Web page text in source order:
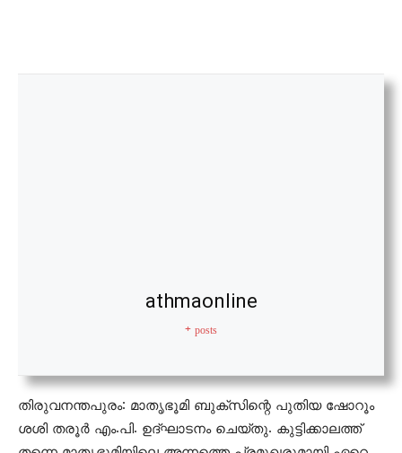
athmaonline
+ posts
തിരുവനന്തപുരം: മാതൃഭൂമി ബുക്‌സിന്റെ പുതിയ ഷോറൂം
ശശി തരൂര്‍ എം.പി. ഉദ്ഘാടനം ചെയ്തു. കുട്ടിക്കാലത്ത്